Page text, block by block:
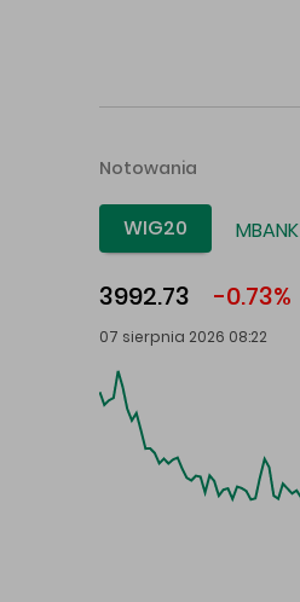
Notowania
WIG20 MBANK
3992.73 -0.73%
07 sierpnia 2026 08:22